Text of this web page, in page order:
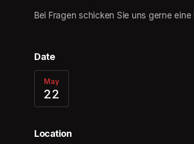
Bei Fragen schicken Sie uns gerne
Date
May
22
Location